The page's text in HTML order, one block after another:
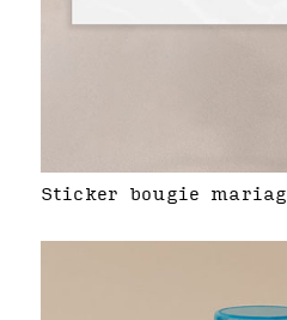
Sticker bougie